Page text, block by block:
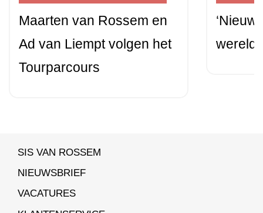
Maarten van Rossem en
Ad van Liempt volgen het
Tourparcours
SIS VAN ROSSEM
NIEUWSBRIEF
VACATURES